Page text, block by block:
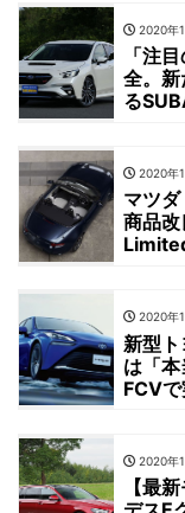
2020年
「注
全。
る
2020年
マツ
商品
2020年
新型
は「
FCV
2020年
【最